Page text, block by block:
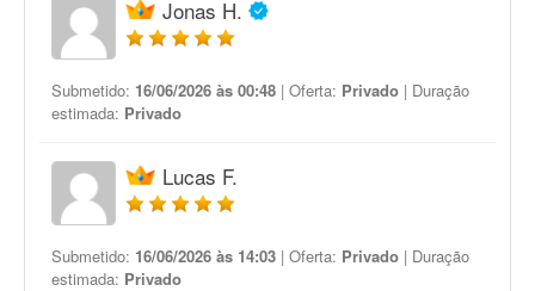
Jonas H.
Submetido: 16/06/2026 às 00:48 | Oferta: Privado | Duração
estimada: Privado
Lucas F.
Submetido: 16/06/2026 às 14:03 | Oferta: Privado | Duração
estimada: Privado